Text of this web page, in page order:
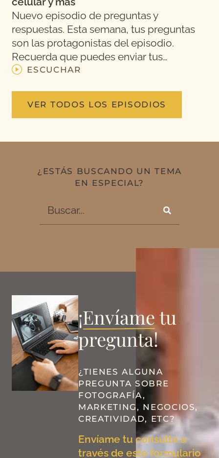
Nuevo episodio de preguntas y
respuestas. Esta semana, tus preguntas
son las protagonistas del episodio.
Recuerda que puedes enviar tus…
ESCUCHAR
VER TODOS LOS EPISODIOS
¿ESTÁS BUSCANDO UN TEMA
EN ESPECIAL?
¡Envíametu
pregunta!
¿TIENES ALGUNA
PREGUNTA SOBRE
FOTOGRAFÍA,
MARKETING, NEGOCIOS,
CREATIVIDAD, ETC?
Envíame tu consulta a
través de este formulario